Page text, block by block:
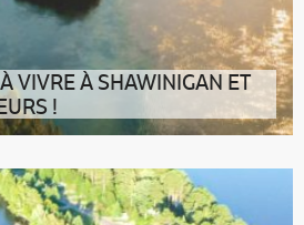
VIVRE À SHAWINIGAN ET
!
patrimoine et gourmandise :